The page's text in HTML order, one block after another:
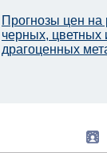
Прогнозы цен на
черных, цветных
драгоценных